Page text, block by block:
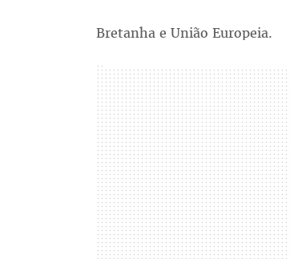
Bretanha e União Europeia.